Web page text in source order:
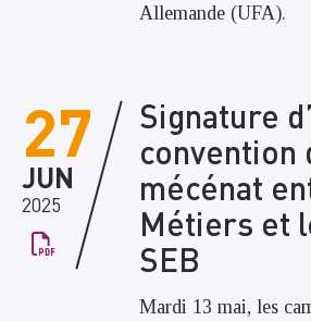
Allemande (UFA).
27
JUN
2025
Signature
convention
mécénat
Métiers et
SEB
Mardi 13 mai, les